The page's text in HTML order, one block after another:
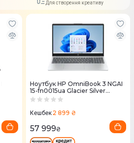
Для створення креативу
Ноутбук HP OmniBook 3 NGAI
15-fn0015ua Glacier Silver
(D16GVEA)
Кешбек 2 899 ₴
57 999₴